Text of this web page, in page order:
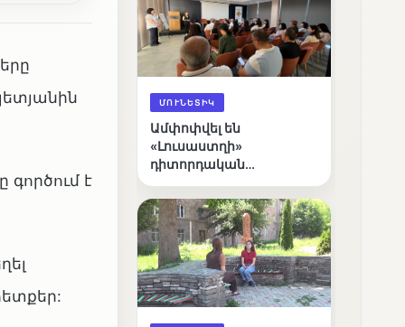
է
ՄՈՒՆԵՏԻԿ
Ամփոփվել են
«Լուսաստղի»
դիտորդական
արդյունքները